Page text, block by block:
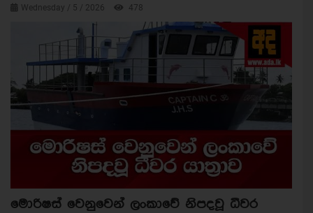
Wednesday / 5 / 2026 478
මොරිෂස් වෙනුවෙන් ලංකාවේ නිපදවූ ධීවර